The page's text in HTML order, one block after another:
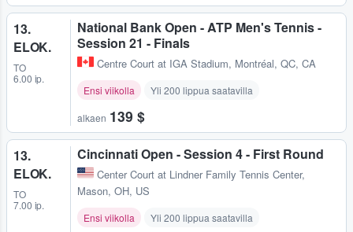
13.
ELOK.
TO
6.00 ip.
National Bank Open - ATP Men's Tennis -
Session 21 - Finals
Centre Court at IGA Stadium, Montréal, QC, CA
Ensi viikolla Yli 200 lippua saatavilla
alkaen 139 $
13.
ELOK.
TO
7.00 ip.
Cincinnati Open - Session 4 - First Round
Center Court at Lindner Family Tennis Center,
Mason, OH, US
Ensi viikolla Yli 200 lippua saatavilla